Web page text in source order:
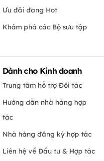
Ưu đãi đang Hot
Khám phá các Bộ sưu tập
Dành cho Kinh doanh
Trung tâm hỗ trợ Đối tác
Hướng dẫn nhà hàng hợp
tác
Nhà hàng đăng ký hợp tác
Liên hệ về Đầu tư & Hợp tác